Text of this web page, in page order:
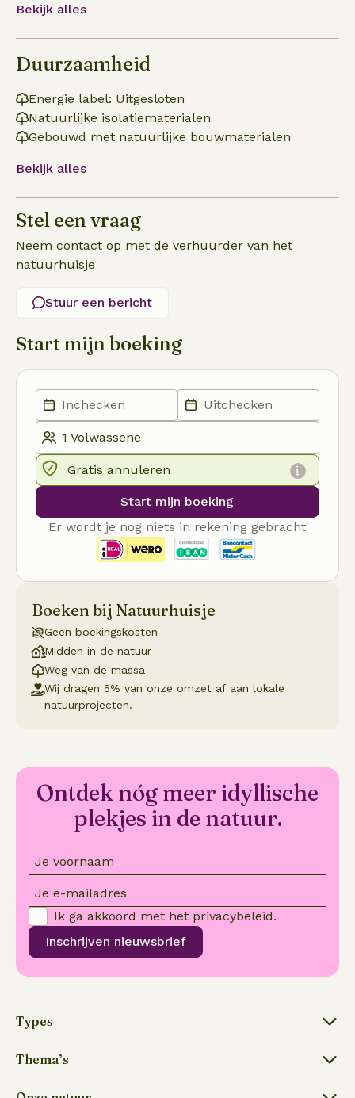
Bekijk alles
Duurzaamheid
Energie label: Uitgesloten
Natuurlijke isolatiematerialen
Gebouwd met natuurlijke bouwmaterialen
Bekijk alles
Stel een vraag
Neem contact op met de verhuurder van het
natuurhuisje
Stuur een bericht
Start mijn boeking
Gratis annuleren
Start mijn boeking
Er wordt je nog niets in rekening gebracht
Boeken bij Natuurhuisje
Geen boekingskosten
Midden in de natuur
Weg van de massa
Wij dragen 5% van onze omzet af aan lokale
natuurprojecten.
Ontdek nóg meer idyllische
plekjes in de natuur.
Je voornaam
Je e-mailadres
Inschrijven nieuwsbrief
Ik ga akkoord met het privacybeleid.
Types
Thema’s